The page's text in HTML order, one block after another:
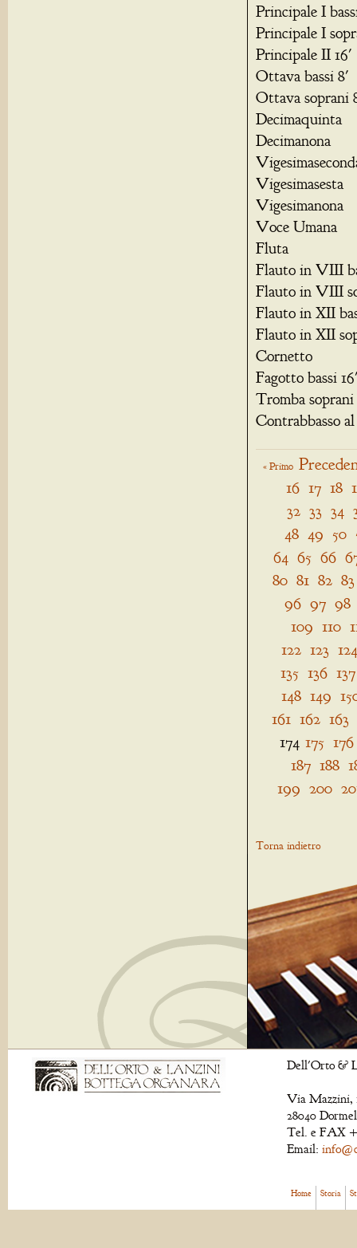
Principale I
Principale I
Principale II 16'
Ottava bassi 8'
Ottava soprani
Decimaquinta
Decimanona
Vigesimasesta
Vigesimanona
Voce Umana
Fluta
Flauto in VIII
Flauto in VIII
Flauto in XII
Flauto in XII
Cornetto
Fagotto bassi 16'
Tromba soprani
Contrabbasso
« Primo
16 17 18
32 33 34
48 49 50
64 65 66
80 81 82 83
96 97 98
109 110
122 123 124
135 136 137
148 149
161 162 163
174 175 176
187 188
199 200
Torna indietro
Dell'Orto &
Via Mazzini,
28040
Tel. e FAX
Email:
Home Storia